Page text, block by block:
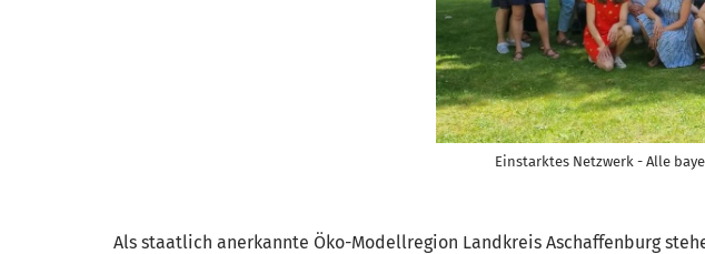
Einstarktes Netzwerk - Alle
Als staatlich anerkannte Öko-Modellregion Landkreis Aschaffenburg